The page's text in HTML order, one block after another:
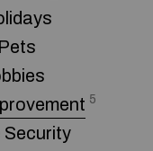
5
Security